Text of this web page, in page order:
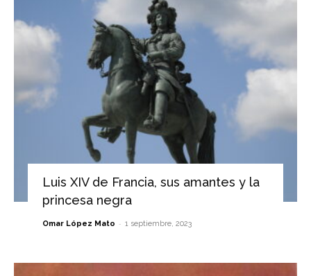
Luis XIV de Francia, sus amantes y la
princesa negra
Omar López Mato - 1 septiembre, 2023